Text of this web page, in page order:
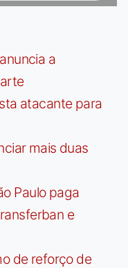
a
atacante para
mais duas
Paulo paga
e
de reforço de